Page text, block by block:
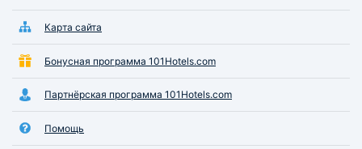
Карта сайта
Бонусная программа 101Hotels.com
Партнёрская программа 101Hotels.com
Помощь